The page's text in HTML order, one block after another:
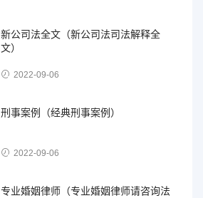
新公司法全文（新公司法司法解释全
文）
2022-09-06
刑事案例（经典刑事案例）
2022-09-06
专业婚姻律师（专业婚姻律师请咨询法